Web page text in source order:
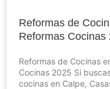
Reformas de
Reformas Cocinas
Reformas de Cocinas
Cocinas 2025 Si
cocinas en Calpe,